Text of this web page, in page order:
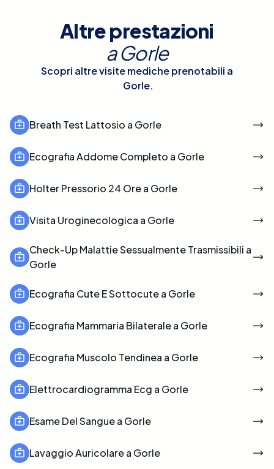
Altre prestazioni
aGorle
Scopri altre visite mediche prenotabili a
Gorle.
Breath Test Lattosio a Gorle
Ecografia Addome Completo a Gorle
Holter Pressorio 24 Ore a Gorle
Visita Uroginecologica a Gorle
Check-Up Malattie Sessualmente Trasmissibili a
Gorle
Ecografia Cute E Sottocute a Gorle
Ecografia Mammaria Bilaterale a Gorle
Ecografia Muscolo Tendinea a Gorle
Elettrocardiogramma Ecg a Gorle
Esame Del Sangue a Gorle
Lavaggio Auricolare a Gorle